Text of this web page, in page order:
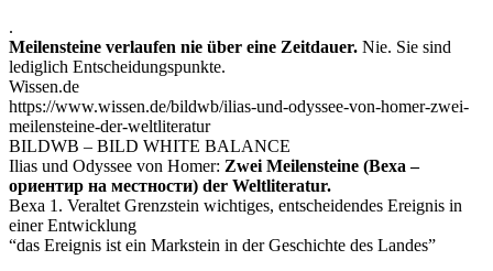
.
Meilensteine verlaufen nie über eine Zeitdauer. Nie. Sie sind
lediglich Entscheidungspunkte.
Wissen.de
https://www.wissen.de/bildwb/ilias-und-odyssee-von-homer-zwei-
meilensteine-der-weltliteratur
BILDWB – BILD WHITE BALANCE
Ilias und Odyssee von Homer: Zwei Meilensteine (Веха –
ориентир на местности) der Weltliteratur.
Веха 1. Veraltet Grenzstein wichtiges, entscheidendes Ereignis in
einer Entwicklung
“das Ereignis ist ein Markstein in der Geschichte des Landes”